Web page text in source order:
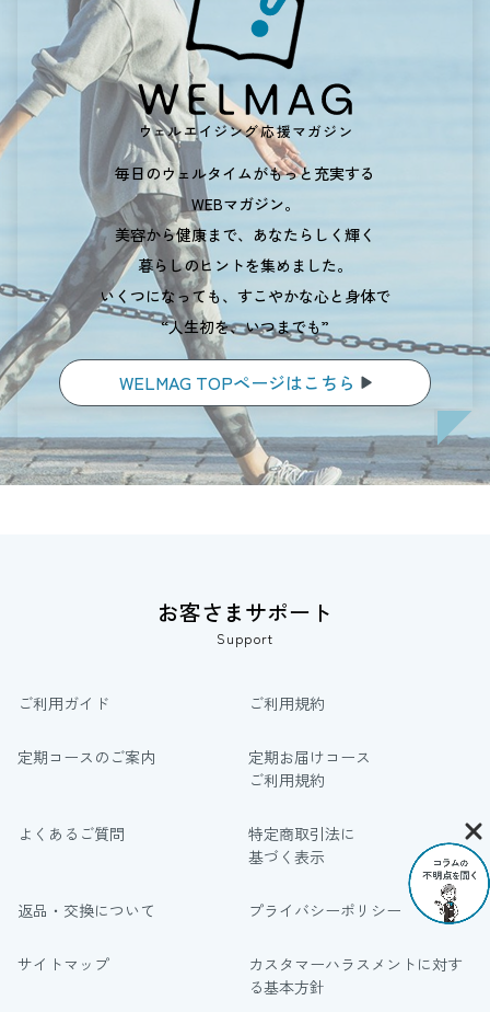
毎日のウェルタイムがもっと充実する
WEBマガジン。
美容から健康まで、あなたらしく輝く
暮らしのヒントを集めました。
いくつになっても、すこやかな心と身体で
“人生初を、いつまでも”
WELMAG TOPページはこちら
お客さまサポート
Support
ご利用ガイド ご利用規約
定期コースのご案内
定期お届けコース
ご利用規約
よくあるご質問
特定商取引法に
基づく表示
返品・交換について プライバシーポリシー
サイトマップ
カスタマーハラスメントに対す
る基本方針